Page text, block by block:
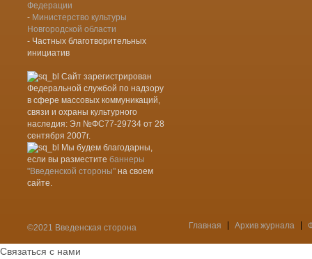
Федерации
- Министерство культуры
Новгородской области
- Частных благотворительных
инициатив
Сайт зарегистрирован
Федеральной службой по надзору
в сфере массовых коммуникаций,
связи и охраны культурного
наследия: Эл №ФС77-29734 от 28
сентября 2007г.
Мы будем благодарны,
если вы разместите баннеры
"Введенской стороны"на своем
сайте.
©2021 Введенская сторона Меню
Главная Архив журнала
Связаться с нами